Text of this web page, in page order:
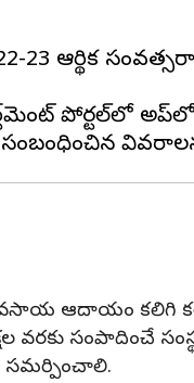
ఆర్థిక
పోర్టల్‌లో
ఆదాయం కలిగి
వరకు సంపాదించే
సమర్పించాలి.